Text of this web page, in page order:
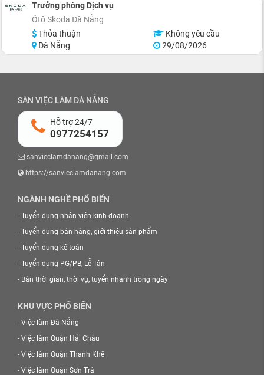
Trưởng phòng Dịch vụ
Ôtô Skoda Đà Nẵng
Thỏa thuận
Không yêu cầu
Đà Nẵng
29/08/2026
SÀN VIỆC LÀM ĐÀ NẴNG
Hỗ trợ 24/7
0977254157
sanvieclamdanang@gmail.com
https://sanvieclamdanang.com
NGÀNH NGHỀ PHỔ BIẾN
- Tuyển dụng nhân viên kinh doanh
- Tuyển dụng bán hàng, giới thiệu sản phẩm
- Tuyển dụng kế toán
- Tuyển dụng PG/PB, Lễ Tân
- Bán thời gian, thời vụ, tuyển nhanh trong ngày
KHU VỰC PHỔ BIẾN
- Việc làm Đà Nẵng
- Việc làm Quận Hải Châu
- Việc làm Quận Thanh Khê
- Việc làm Quận Sơn Trà